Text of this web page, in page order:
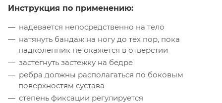
Инструкция по применению:
надевается непосредственно на тело
натянуть бандаж на ногу до тех пор, пока
надколенник не окажется в отверстии
застегнуть застежку на бедре
ребра должны располагаться по боковым
поверхностям сустава
степень фиксации регулируется